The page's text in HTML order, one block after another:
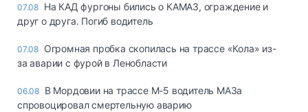
07.08 На КАД фургоны бились о КАМАЗ, ограждение и
друг о друга. Погиб водитель
07.08 Огромная пробка скопилась на трассе «Кола» из-
за аварии с фурой в Ленобласти
06.08 В Мордовии на трассе М-5 водитель МАЗа
спровоцировал смертельную аварию